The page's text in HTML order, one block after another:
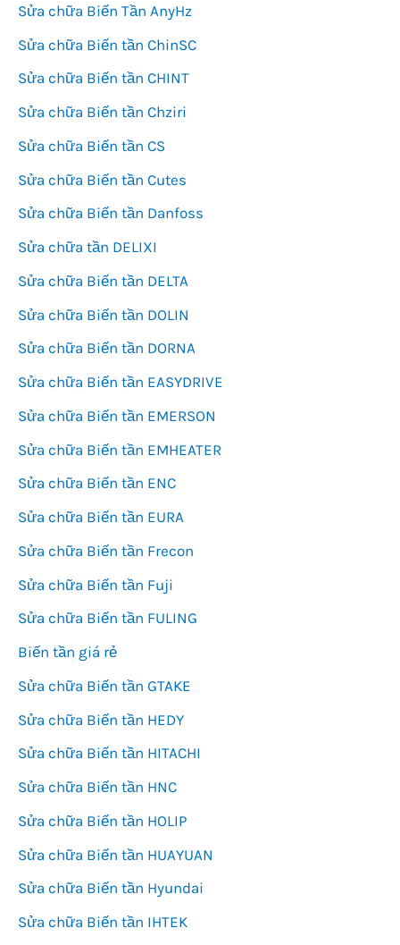
Sửa chữa Biến Tần AnyHz
Sửa chữa Biến tần ChinSC
Sửa chữa Biến tần CHINT
Sửa chữa Biến tần Chziri
Sửa chữa Biến tần CS
Sửa chữa Biến tần Cutes
Sửa chữa Biến tần Danfoss
Sửa chữa tần DELIXI
Sửa chữa Biến tần DELTA
Sửa chữa Biến tần DOLIN
Sửa chữa Biến tần DORNA
Sửa chữa Biến tần EASYDRIVE
Sửa chữa Biến tần EMERSON
Sửa chữa Biến tần EMHEATER
Sửa chữa Biến tần ENC
Sửa chữa Biến tần EURA
Sửa chữa Biến tần Frecon
Sửa chữa Biến tần Fuji
Sửa chữa Biến tần FULING
Biến tần giá rẻ
Sửa chữa Biến tần GTAKE
Sửa chữa Biến tần HEDY
Sửa chữa Biến tần HITACHI
Sửa chữa Biến tần HNC
Sửa chữa Biến tần HOLIP
Sửa chữa Biến tần HUAYUAN
Sửa chữa Biến tần Hyundai
Sửa chữa Biến tần IHTEK